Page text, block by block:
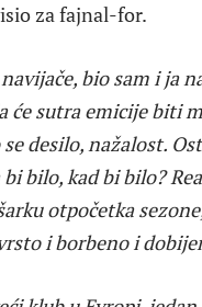
za fajnal-for.
bio sam i ja
će sutra emicije biti
desilo, nažalost.
bilo, kad bi bilo?
otpočetka
i borbeno i